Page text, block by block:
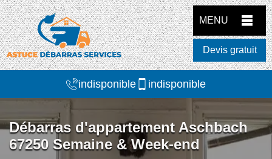
MENU
Devis gratuit
indisponible indisponible
Débarras d'appartement Aschbach
67250 Semaine & Week-end